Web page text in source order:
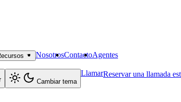
NosotrosContactoAgentes
Cambiar tema
LlamarReservar una llamada